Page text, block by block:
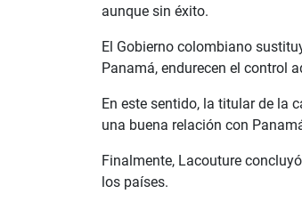
aunque sin éxito.
El Gobierno colombiano
Panamá, endurecen el control
En este sentido, la titular de la
una buena relación con
Finalmente, Lacouture
los países.